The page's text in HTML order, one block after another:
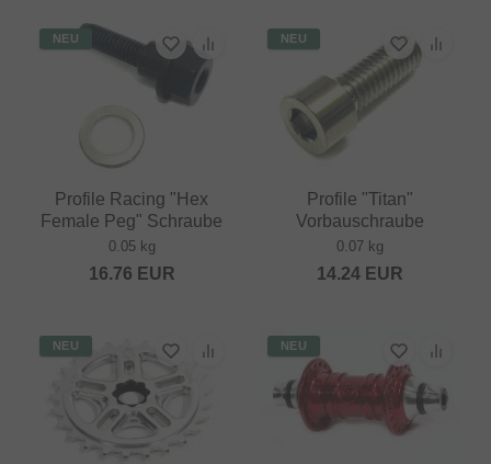
NEU
Profile Racing "Hex
Female Peg" Schraube
0.05 kg
16.76 EUR
NEU
Profile "Titan"
Vorbauschraube
0.07 kg
14.24EUR
NEU NEU